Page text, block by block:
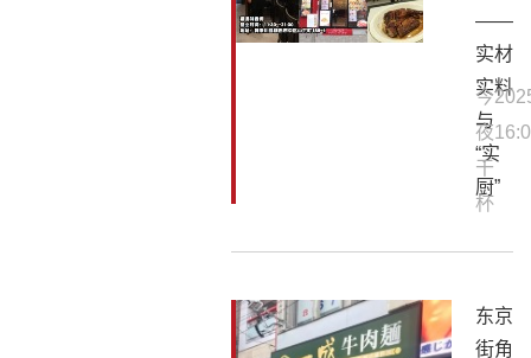
——
实材
实料
与
“实
厨”
今
夜
干
杯
东京
街角